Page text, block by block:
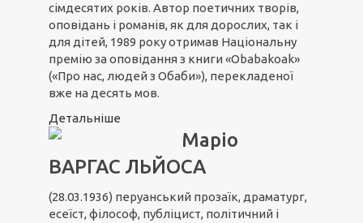
сімдесятих років. Автор поетичних творів,
оповідань і романів, як для дорослих, так і
для дітей, 1989 року отримав Національну
премію за оповідання з книги «Obabakoak»
(«Про нас, людей з Обаби»), перекладеної
вже на десять мов.
Детальніше
Маріо
ВАРГАС ЛЬЙОСА
(28.03.1936) перуанський прозаїк, драматург,
есеїст, філософ, публіцист, політичний і